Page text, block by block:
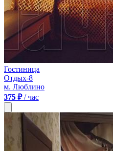
Гостиница
Отдых-8
м. Люблино
375 ₽/ час